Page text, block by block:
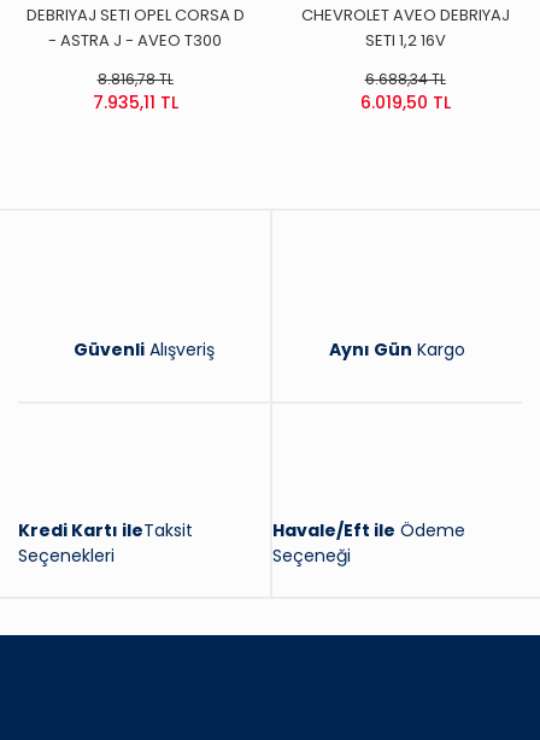
DEBRIYAJ SETI OPEL CORSA D
- ASTRA J - AVEO T300
8.816,78 TL
7.935,11 TL
CHEVROLET AVEO DEBRIYAJ
SETI 1,2 16V
6.688,34 TL
6.019,50 TL
Güvenli Alışveriş Aynı Gün Kargo
Kredi Kartı ileTaksit
Seçenekleri
Havale/Eft ile Ödeme
Seçeneği